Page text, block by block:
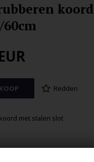
koord
Redden
met stalen slot